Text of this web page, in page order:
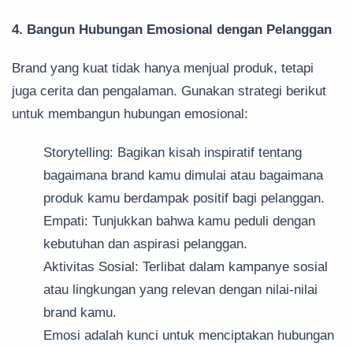
4. Bangun Hubungan Emosional dengan Pelanggan
Brand yang kuat tidak hanya menjual produk, tetapi
juga cerita dan pengalaman. Gunakan strategi berikut
untuk membangun hubungan emosional:
Storytelling: Bagikan kisah inspiratif tentang
bagaimana brand kamu dimulai atau bagaimana
produk kamu berdampak positif bagi pelanggan.
Empati: Tunjukkan bahwa kamu peduli dengan
kebutuhan dan aspirasi pelanggan.
Aktivitas Sosial: Terlibat dalam kampanye sosial
atau lingkungan yang relevan dengan nilai-nilai
brand kamu.
Emosi adalah kunci untuk menciptakan hubungan